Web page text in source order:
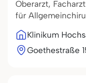
Oberarzt,
für
Klinikum
Goethestraße